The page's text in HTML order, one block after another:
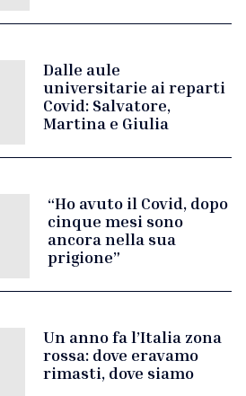
Dalle aule
universitarie ai reparti
Covid: Salvatore,
Martina e Giulia
“Ho avuto il Covid, dopo
cinque mesi sono
ancora nella sua
prigione”
Un anno fa l’Italia zona
rossa: dove eravamo
rimasti, dove siamo